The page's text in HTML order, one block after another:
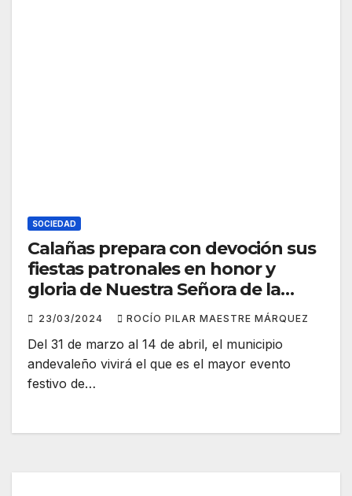
SOCIEDAD
Calañas prepara con devoción sus
fiestas patronales en honor y
gloria de Nuestra Señora de la
Coronada
23/03/2024 ROCÍO PILAR MAESTRE MÁRQUEZ
Del 31 de marzo al 14 de abril, el municipio
andevaleño vivirá el que es el mayor evento
festivo de…